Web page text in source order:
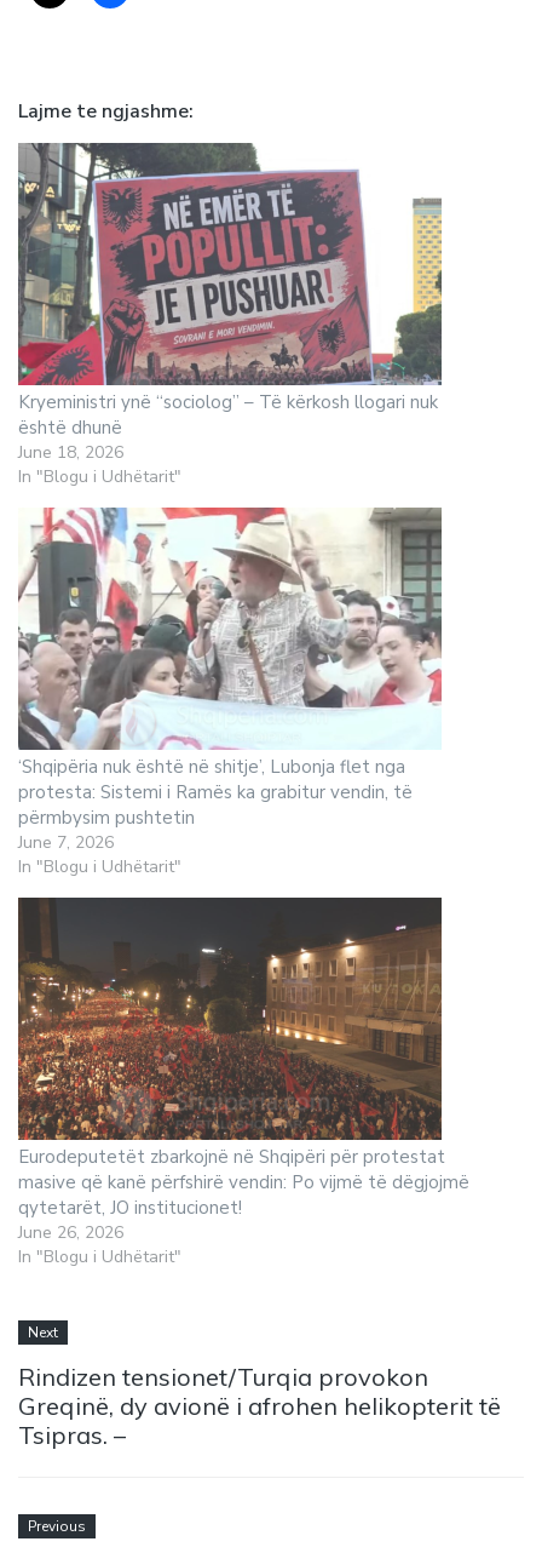
Lajme te ngjashme
Kryeministri ynë “sociolog” – Të kërkosh llogari nuk
është dhunë
June 18, 2026
In "Blogu i Udhëtarit"
‘Shqipëria nuk është në shitje’, Lubonja flet nga
protesta: Sistemi i Ramës ka grabitur vendin, të
përmbysim pushtetin
June 7, 2026
In "Blogu i Udhëtarit"
Eurodeputetët zbarkojnë në Shqipëri për protestat
masive që kanë përfshirë vendin: Po vijmë të dëgjojmë
qytetarët, JO institucionet!
June 26, 2026
In "Blogu i Udhëtarit"
Next
Rindizen tensionet/Turqia provokon
Greqinë, dy avionë i afrohen helikopterit të
Tsipras. –
Previous